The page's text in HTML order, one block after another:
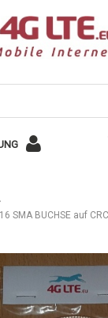
SMA BUCHSE auf